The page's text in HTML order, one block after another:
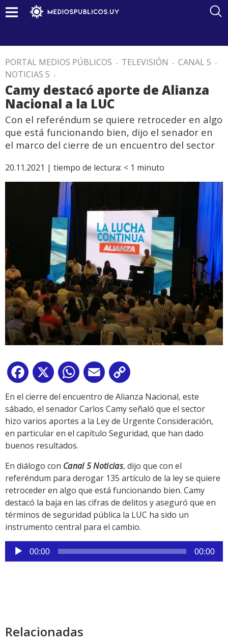
PORTAL MEDIOS PÚBLICOS . TELEVISIÓN . CANAL 5 .
NOTICIAS 5 .
Camy destacó aporte de Alianza
Nacional a la LUC
Con el referéndum se quiere retroceder en algo
que está funcionando bien, dijo el senador en
el marco del cierre de un encuentro del sector
20.11.2021 | tiempo de lectura: < 1 minuto
Facebook
X WhatsApp
Email
Link
En el cierre del encuentro de Alianza Nacional, este
sábado, el senador Carlos Camy señaló que el sector
hizo varios aportes a la Ley de Urgente Consideración,
en particular en el capítulo Seguridad, que han dado
buenos resultados.
En diálogo con Canal 5 Noticias, dijo que con el
referéndum para derogar 135 artículo de la ley se quiere
retroceder en algo que está funcionando bien. Camy
destacó la baja en las cifras de delitos y aseguró que en
términos de seguridad pública la LUC ha sido un
instrumento central para el cambio.
Reproductor
de
00:00 00:00
Relacionadas